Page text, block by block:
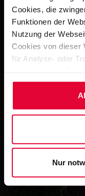
Cookies, die
Funktionen der
Nutzung der
Cookies von dieser
für Analyse- oder
Möchten Sie dies
notwendige
(einschließlich der
Cookie-
der
Nur
BekaPool